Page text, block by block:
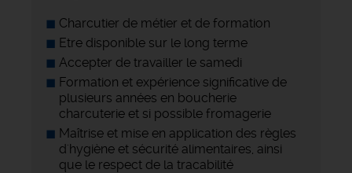
Charcutier de métier et de formation
Etre disponible sur le long terme
Accepter de travailler le samedi
Formation et expérience significative de
plusieurs années en boucherie
charcuterie et si possible fromagerie
Maîtrise et mise en application des règles
d'hygiène et sécurité alimentaires, ainsi
que le respect de la tracabilité